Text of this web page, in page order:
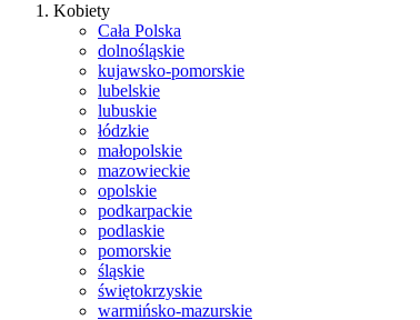
Kobiety
Cała Polska
dolnośląskie
kujawsko-pomorskie
lubelskie
lubuskie
łódzkie
małopolskie
mazowieckie
opolskie
podkarpackie
podlaskie
pomorskie
śląskie
świętokrzyskie
warmińsko-mazurskie